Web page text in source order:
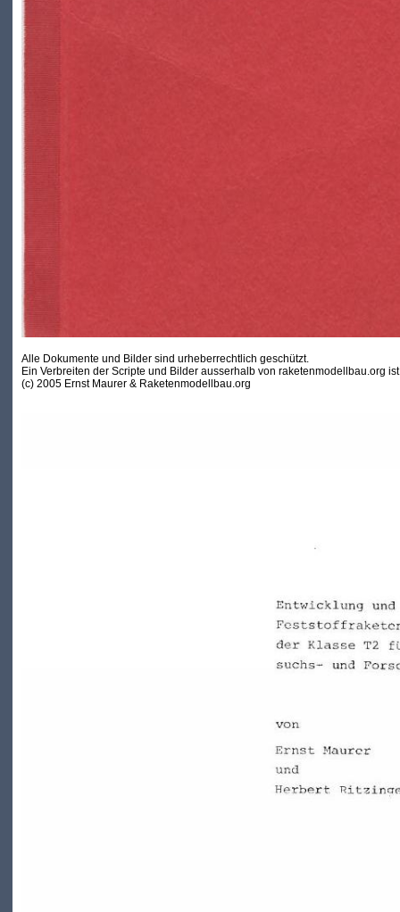
Alle Dokumente und Bilder sind urheberrechtlich geschützt.
Ein Verbreiten der Scripte und Bilder ausserhalb von raketenmodellbau.org
(c) 2005 Ernst Maurer & Raketenmodellbau.org